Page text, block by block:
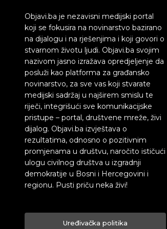
Objavi.ba je nezavisni medijski portal
koji se fokusira na novinarstvo bazirano
na dijalogu i na rješenjima i koji govori o
stvarnom životu ljudi. Objavi.ba svojim
nazivom jasno izražava opredjeljenje da
posluži kao platforma za građansko
novinarstvo, za sve vas koji stvarate
medijski sadržaj u najširem smislu te
riječi, integrišući sve komunikacijske
pristupe – portal, društvene mreže, živi
dijalog. Objavi.ba izvještava o
rezultatima, odnosno o pozitivnim
promjenama u društvu, naročito ističući
ulogu civilnog društva u izgradnji
demokratije u Bosni i Hercegovini i
regionu. Pusti priču neka živi!
Uređivačka politika